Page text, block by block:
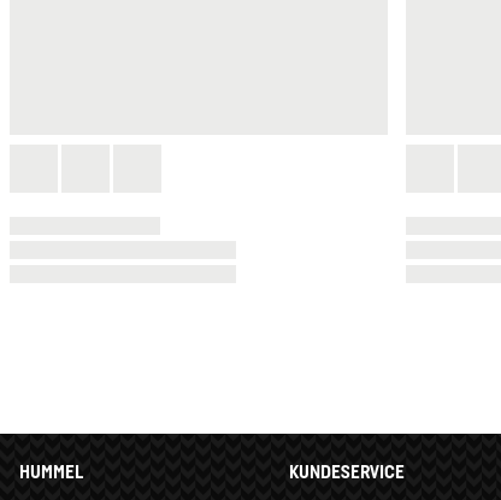
HUMMEL KUNDESERVICE